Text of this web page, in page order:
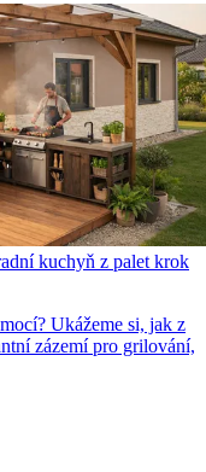
kuchyň z palet krok
Ukážeme si, jak z
zázemí pro grilování,